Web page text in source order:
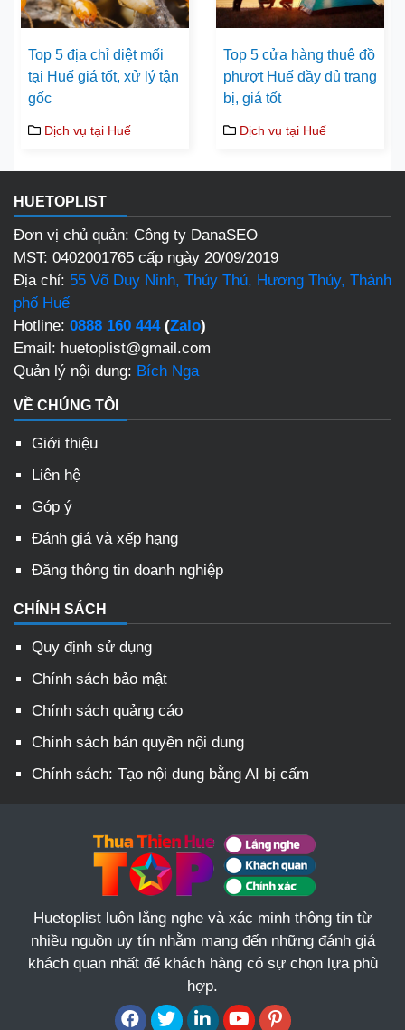
Top 5 địa chỉ diệt mối
tại Huế giá tốt, xử lý tận
gốc
Dịch vụ tại Huế
Top 5 cửa hàng thuê đồ
phượt Huế đầy đủ trang
bị, giá tốt
Dịch vụ tại Huế
HUETOPLIST
Đơn vị chủ quản: Công ty DanaSEO
MST: 0402001765 cấp ngày 20/09/2019
Địa chỉ: 55 Võ Duy Ninh, Thủy Thủ, Hương Thủy, Thành
phố Huế
Hotline: 0888 160 444(Zalo)
Email: huetoplist@gmail.com
Quản lý nội dung: Bích Nga
VỀ CHÚNG TÔI
Giới thiệu
Liên hệ
Góp ý
Đánh giá và xếp hạng
Đăng thông tin doanh nghiệp
CHÍNH SÁCH
Quy định sử dụng
Chính sách bảo mật
Chính sách quảng cáo
Chính sách bản quyền nội dung
Chính sách: Tạo nội dung bằng AI bị cấm
Huetoplist luôn lắng nghe và xác minh thông tin từ
nhiều nguồn uy tín nhằm mang đến những đánh giá
khách quan nhất để khách hàng có sự chọn lựa phù
hợp.